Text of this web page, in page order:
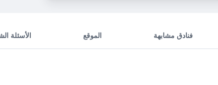
فنادق مشابهة الموقع الأسئلة